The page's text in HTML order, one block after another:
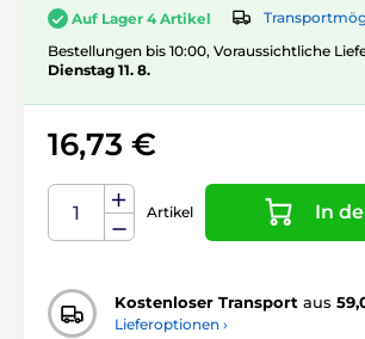
Auf Lager 4 Artikel
Bestellungen bis 10:00, Voraussichtliche
Dienstag 11. 8.
16,73 €
Artikel In
Kostenloser Transport aus
Lieferoptionen ›